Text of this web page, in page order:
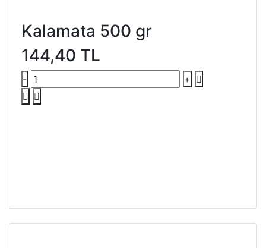
Kalamata 500 gr
144,40 TL
- +